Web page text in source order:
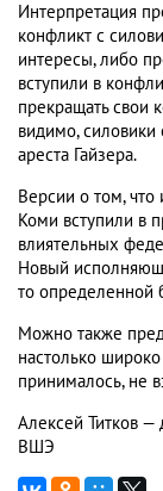
Интерпретация
конфликт с
интересы, либо
вступили в
прекращать свои
видимо, силовики
ареста Гайзера.
Версии о том,
Коми вступили в
влиятельных
Новый
то определенной
Можно также
настолько
принималось, не
Алексей Титков —
ВШЭ